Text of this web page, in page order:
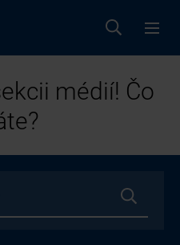
médií! Čo